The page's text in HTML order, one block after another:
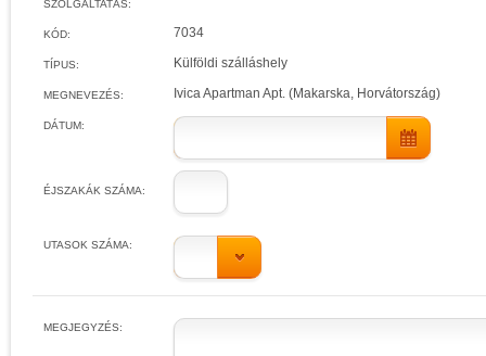
SZOLGÁLTATÁS:
KÓD: 7034
TÍPUS: Külföldi szálláshely
MEGNEVEZÉS: Ivica Apartman Apt. (Makarska, Horvátország)
DÁTUM:
ÉJSZAKÁK SZÁMA:
UTASOK SZÁMA:
MEGJEGYZÉS: